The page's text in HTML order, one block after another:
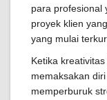
para profesional
proyek klien
yang mulai
Ketika
memaksakan
memperburuk